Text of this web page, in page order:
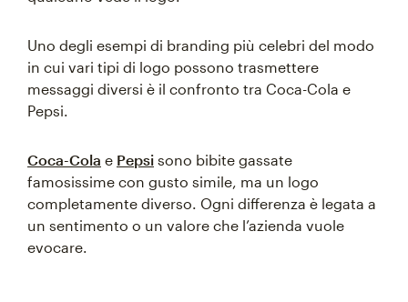
Uno degli esempi di branding più celebri del modo
in cui vari tipi di logo possono trasmettere
messaggi diversi è il confronto tra Coca-Cola e
Pepsi.
Coca-Cola e Pepsi sono bibite gassate
famosissime con gusto simile, ma un logo
completamente diverso. Ogni differenza è legata a
un sentimento o un valore che l’azienda vuole
evocare.